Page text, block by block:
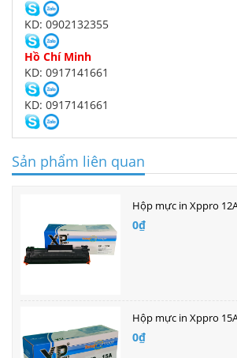
KD: 0902132355
Hồ Chí Minh
KD: 0917141661
KD: 0917141661
Sản phẩm liên quan
Hộp mực in Xppro
0₫
Hộp mực in Xppro
0₫